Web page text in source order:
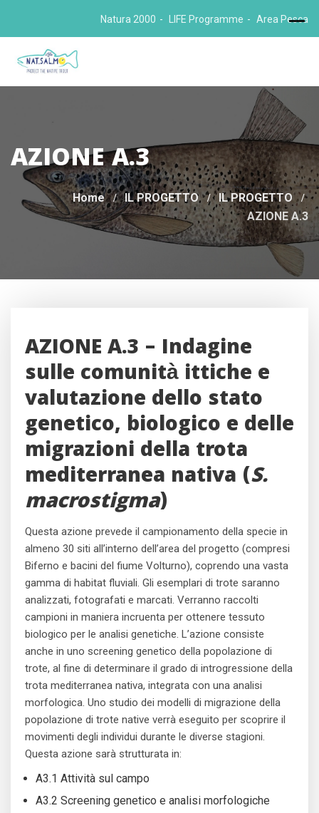
Natura 2000 LIFE Programme Area Pesca
AZIONE A.3
Home IL PROGETTO
IL PROGETTO
AZIONE A.3
AZIONE A.3 – Indagine
sulle comunità ittiche e
valutazione dello stato
genetico, biologico e delle
migrazioni della trota
mediterranea nativa (S.
macrostigma)
Questa azione prevede il campionamento della specie in
almeno 30 siti all’interno dell’area del progetto (compresi
Biferno e bacini del fiume Volturno), coprendo una vasta
gamma di habitat fluviali. Gli esemplari di trote saranno
analizzati, fotografati e marcati. Verranno raccolti
campioni in maniera incruenta per ottenere tessuto
biologico per le analisi genetiche. L’azione consiste
anche in uno screening genetico della popolazione di
trote, al fine di determinare il grado di introgressione della
trota mediterranea nativa, integrata con una analisi
morfologica. Uno studio dei modelli di migrazione della
popolazione di trote native verrà eseguito per scoprire il
movimenti degli individui durante le diverse stagioni.
Questa azione sarà strutturata in:
A3.1 Attività sul campo
A3.2 Screening genetico e analisi morfologiche